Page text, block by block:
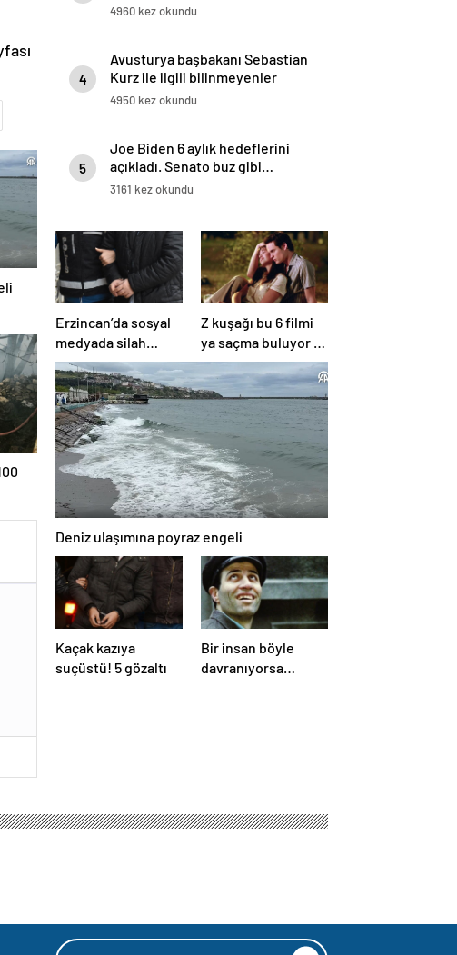
4960 kez okundu
4
Avusturya başbakanı Sebastian
Kurz ile ilgili bilinmeyenler
4950 kez okundu
5
Joe Biden 6 aylık hedeflerini
açıkladı. Senato buz gibi…
3161 kez okundu
Erzincan’da sosyal
medyada silah
teşhiri yapanlar
yakalandı
Z kuşağı bu 6 filmi
ya saçma buluyor ya
da rahatsız edici ve
toksik!
Deniz ulaşımına poyraz engeli
Kaçak kazıya
suçüstü! 5 gözaltı
Bir insan böyle
davranıyorsa